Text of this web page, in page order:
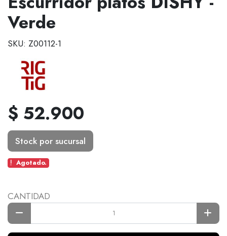
Verde
SKU: Z00112-1
$ 52.900
Stock por sucursal
Agotado.
CANTIDAD